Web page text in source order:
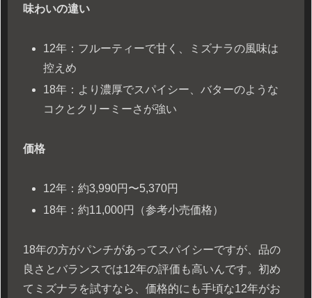
味わいの違い
12年：フルーティーで甘く、ミズナラの風味は
控えめ
18年：より濃厚でスパイシー、バターのような
コクとクリーミーさが強い
価格
12年：約3,990円〜5,370円
18年：約11,000円（参考小売価格）
18年の方がパンチがあってスパイシーですが、品の
良さとバランスでは12年の評価も高いんです。初め
てミズナラを試すなら、価格的にも手頃な12年がお